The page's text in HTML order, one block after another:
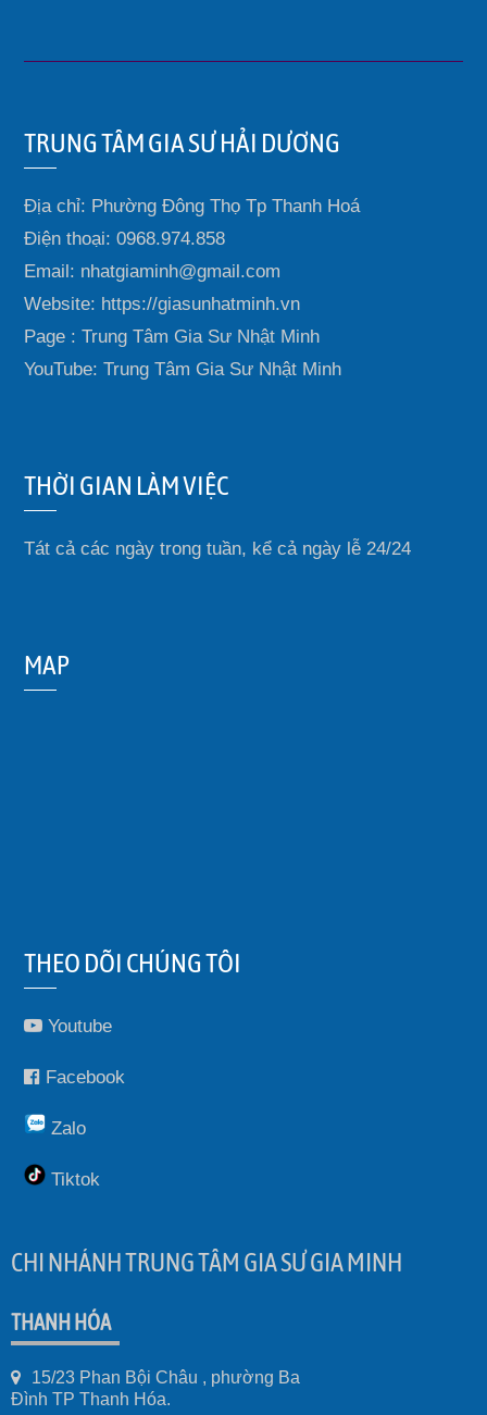
TRUNG TÂM GIA SƯ HẢI DƯƠNG
Địa chỉ: Phường Đông Thọ Tp Thanh Hoá
Điện thoại: 0968.974.858
Email: nhatgiaminh@gmail.com
Website: https://giasunhatminh.vn
Page : Trung Tâm Gia Sư Nhật Minh
YouTube: Trung Tâm Gia Sư Nhật Minh
THỜI GIAN LÀM VIỆC
Tát cả các ngày trong tuần, kể cả ngày lễ 24/24
MAP
THEO DÕI CHÚNG TÔI
Youtube
Facebook
Zalo
Tiktok
CHI NHÁNH TRUNG TÂM GIA SƯ GIA MINH
THANH HÓA
15/23 Phan Bội Châu , phường Ba
Đình TP Thanh Hóa.